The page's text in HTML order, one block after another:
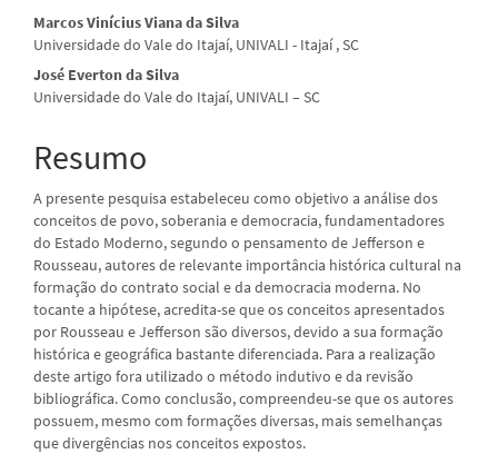
Conteúdo
do
artigo
principal
Marcos Vinícius Viana da Silva
Universidade do Vale do Itajaí, UNIVALI - Itajaí , SC
José Everton da Silva
Universidade do Vale do Itajaí, UNIVALI – SC
Resumo
A presente pesquisa estabeleceu como objetivo a análise dos
conceitos de povo, soberania e democracia, fundamentadores
do Estado Moderno, segundo o pensamento de Jefferson e
Rousseau, autores de relevante importância histórica cultural na
formação do contrato social e da democracia moderna. No
tocante a hipótese, acredita-se que os conceitos apresentados
por Rousseau e Jefferson são diversos, devido a sua formação
histórica e geográfica bastante diferenciada. Para a realização
deste artigo fora utilizado o método indutivo e da revisão
bibliográfica. Como conclusão, compreendeu-se que os autores
possuem, mesmo com formações diversas, mais semelhanças
que divergências nos conceitos expostos.